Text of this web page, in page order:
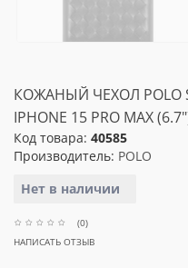
КОЖАНЫЙ ЧЕХОЛ POLO
IPHONE 15 PRO MAX
Код товара: 40585
Производитель: POLO
Нет в наличии
(0)
НАПИСАТЬ ОТЗЫВ